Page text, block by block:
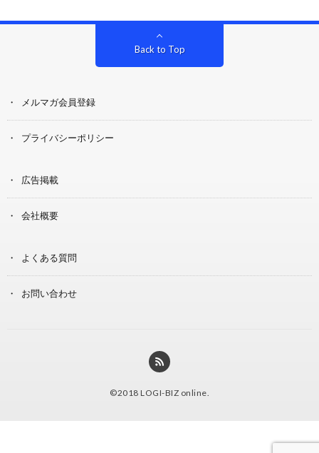
Back to Top
メルマガ会員登録
プライバシーポリシー
広告掲載
会社概要
よくある質問
お問い合わせ
©2018 LOGI-BIZ online.